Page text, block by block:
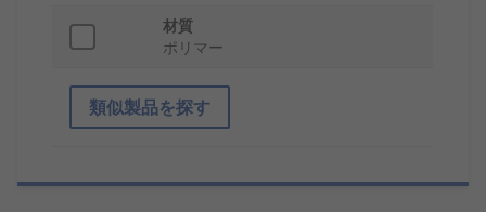
材質
ポリマー
類似製品を探す